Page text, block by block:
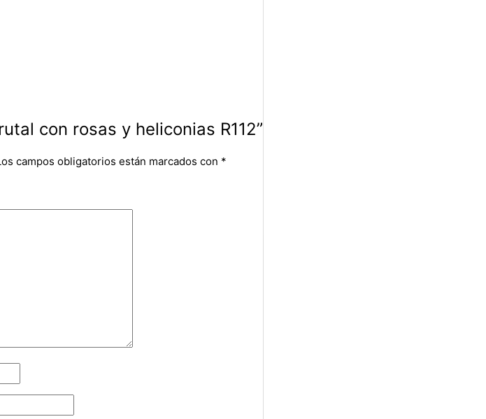
con rosas y heliconias R112”
campos obligatorios están marcados con *